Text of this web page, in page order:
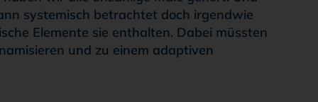
systemisch betrachtet doch irgendwie
Elemente sie enthalten. Dabei müssten
und zu einem adaptiven